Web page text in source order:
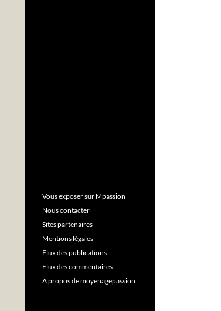
Vous exposer sur Mpassion
Nous contacter
Sites partenaires
Mentions légales
Flux des publications
Flux des commentaires
A propos de moyenagepassion